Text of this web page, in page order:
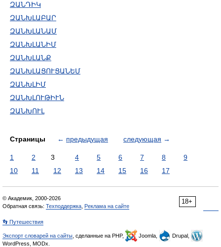
ԶԱՆԴԻԿ
ԶԱՆԽԼԱԲԱՐ
ԶԱՆԽԼԱՆԱՄ
ԶԱՆԽԼԱՆԻՄ
ԶԱՆԽԼԱՆՔ
ԶԱՆԽԼԱՑՈՒՑԱՆԵՄ
ԶԱՆԽԼԻՄ
ԶԱՆԽԼՈՒԹԻՒՆ
ԶԱՆԽՈՒԼ
Страницы ← предыдущая следующая →
1 2 3 4 5 6 7 8
9
10
11 12 13 14 15 16 17
18+
© Академик, 2000-2026
Обратная связь: Техподдержка Реклама на сайте
👣 Путешествия
Экспорт словарей на сайты , сделанные на PHP, Joomla,
Drupal,
WordPress, MODx.